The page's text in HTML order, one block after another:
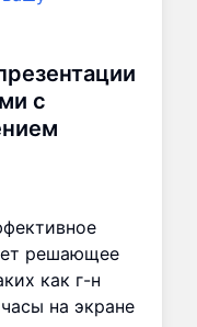
с
решающее
как г-н
на экране